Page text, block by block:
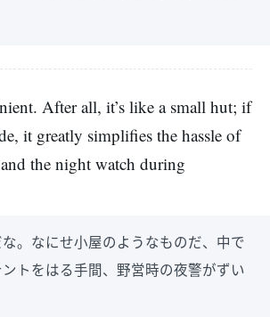
After all, it’s like a small hut; if
it greatly simplifies the hassle of
the night watch during
。なにせ小屋のようなものだ、中で
トをはる手間、野営時の夜警がずい